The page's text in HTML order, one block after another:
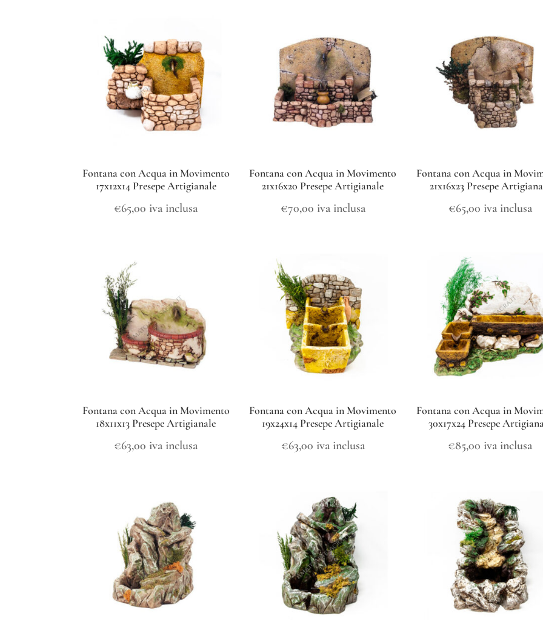
Fontana con Acqua in Movimento
17x12x14 Presepe Artigianale
€65,00 iva inclusa
Fontana con Acqua in Movimento
21x16x20 Presepe Artigianale
€70,00 iva inclusa
Fontana con Acqua in
21x16x23 Presepe
€65,00 iva inclusa
Fontana con Acqua in Movimento
18x11x13 Presepe Artigianale
€63,00 iva inclusa
Fontana con Acqua in Movimento
19x24x14 Presepe Artigianale
€63,00 iva inclusa
Fontana con Acqua in
30x17x24 Presepe
€85,00 iva inclusa